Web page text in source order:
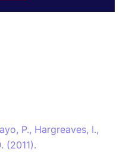
P., Hargreaves, I.,
(2011).